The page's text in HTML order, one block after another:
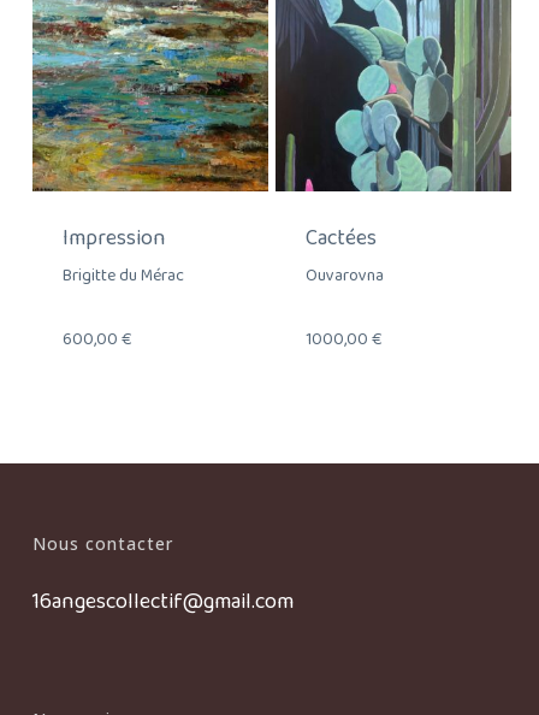
Impression
Brigitte du Mérac
600,00€
Cactées
Ouvarovna
1000,00€
Nous contacter
16angescollectif@gmail.com